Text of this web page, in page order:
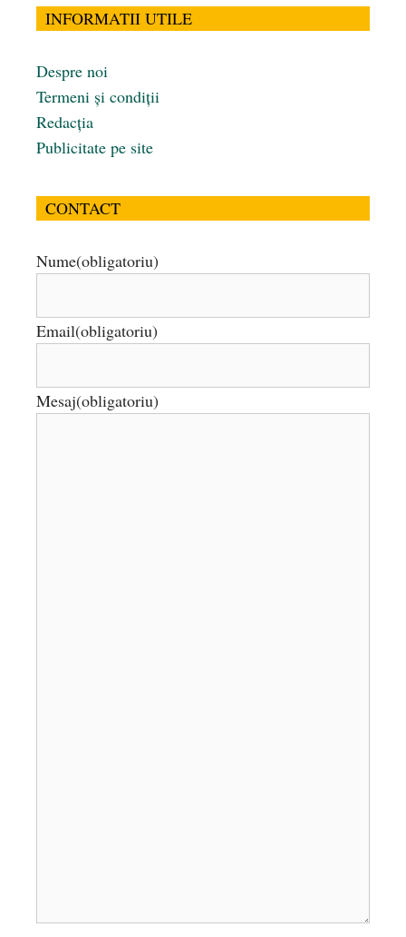
INFORMATII UTILE
Despre noi
Termeni și condiții
Redacția
Publicitate pe site
CONTACT
Nume(obligatoriu)
Email(obligatoriu)
Mesaj(obligatoriu)